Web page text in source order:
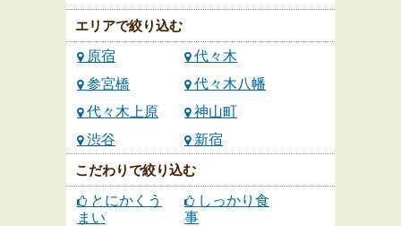
エリアで絞り込む
原宿
代々木
参宮橋
代々木八幡
代々木上原
神山町
渋谷
新宿
こだわりで絞り込む
とにかくう
まい
しっかり食
事